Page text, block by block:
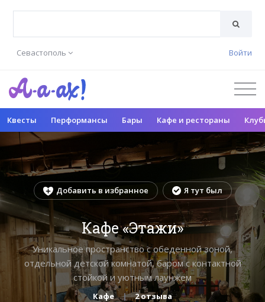
Севастополь Войти
Квесты Перформансы Бары Кафе и рестораны
Добавить в избранное Я тут был
Кафе «Этажи»
Уникальное пространство с обеденной зоной,
отдельной детской комнатой, баром с контактной
стойкой и уютным лаунжем
Кафе 2 отзыва